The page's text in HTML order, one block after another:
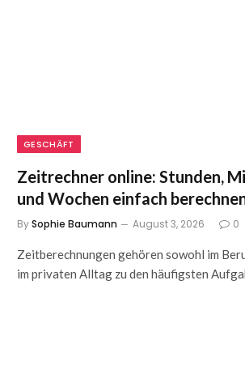
GESCHÄFT
Zeitrechner online: Stunden,
und Wochen einfach
BySophie Baumann August 3, 2026 0
Zeitberechnungen gehören sowohl im
im privaten Alltag zu den häufigsten